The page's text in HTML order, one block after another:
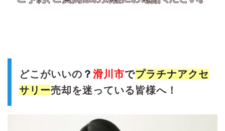
どこがいいの ？ 滑川市でプラチナアクセ
サリー売却を迷っている皆様へ！